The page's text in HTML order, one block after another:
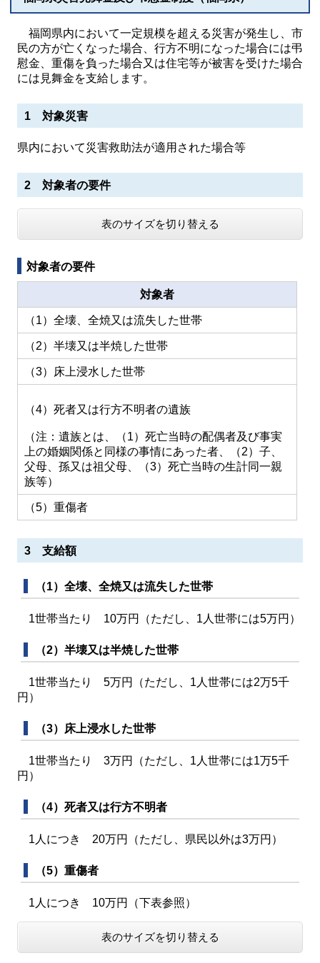
福岡県内において一定規模を超える災害が発生し、市
民の方が亡くなった場合、行方不明になった場合には弔
慰金、重傷を負った場合又は住宅等が被害を受けた場合
には見舞金を支給します。
1 対象災害
県内において災害救助法が適用された場合等
2 対象者の要件
表のサイズを切り替える
対象者の要件
対象者
（1）全壊、全焼又は流失した世帯
（2）半壊又は半焼した世帯
（3）床上浸水した世帯
（4）死者又は行方不明者の遺族
（注：遺族とは、（1）死亡当時の配偶者及び事実
上の婚姻関係と同様の事情にあった者、（2）子、
父母、孫又は祖父母、（3）死亡当時の生計同一親
族等）
（5）重傷者
3 支給額
（1）全壊、全焼又は流失した世帯
1世帯当たり 10万円（ただし、1人世帯には5万円）
（2）半壊又は半焼した世帯
1世帯当たり 5万円（ただし、1人世帯には2万5千
円）
（3）床上浸水した世帯
1世帯当たり 3万円（ただし、1人世帯には1万5千
円）
（4）死者又は行方不明者
1人につき 20万円（ただし、県民以外は3万円）
（5）重傷者
1人につき 10万円（下表参照）
表のサイズを切り替える